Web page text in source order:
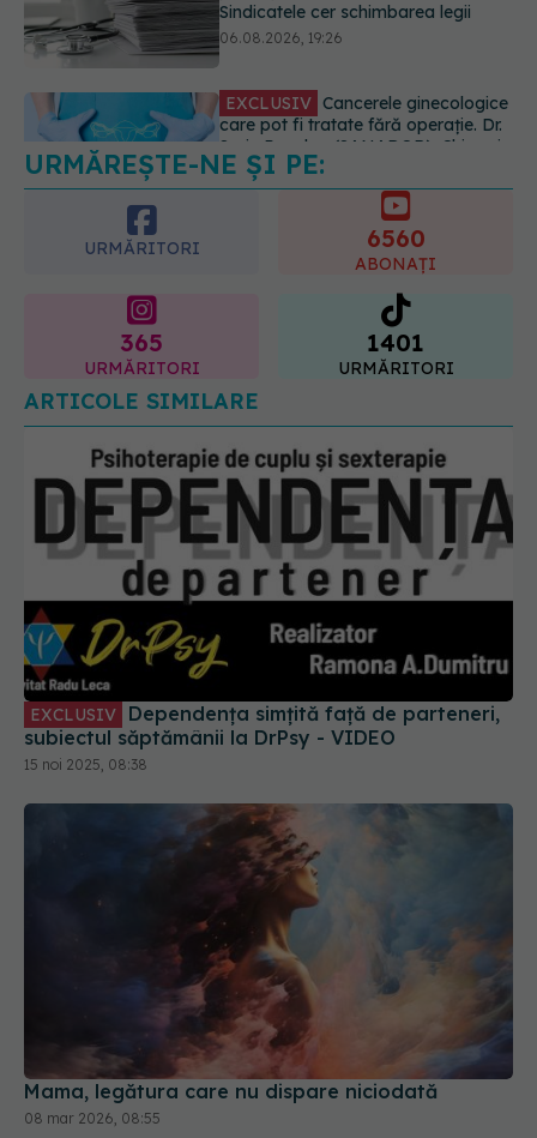
este indicată doar punctual, pentru
anumite categorii de paciente
EXCLUSIV Brahiterapie vs
radioterapie externă în cancerul
ginecologic. Dr. Sorin Bogdan
(SANADOR) explică diferența și
cum acționează tratamentul
URMĂREȘTE-NE ȘI PE:
URMĂRITORI 6560
ABONAȚI
URMĂRITORI
1401
URMĂRITORI
ARTICOLE SIMILARE
EXCLUSIV Dependența simțită față de parteneri,
subiectul săptămânii la DrPsy - VIDEO
15 noi 2025, 08:38
Mama, legătura care nu dispare niciodată
08 mar 2026, 08:55